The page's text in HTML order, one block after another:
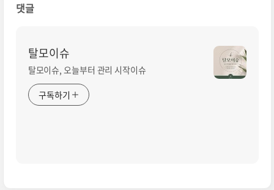
댓글
탈모이슈
탈모이슈, 오늘부터 관리 시작이슈
구독하기